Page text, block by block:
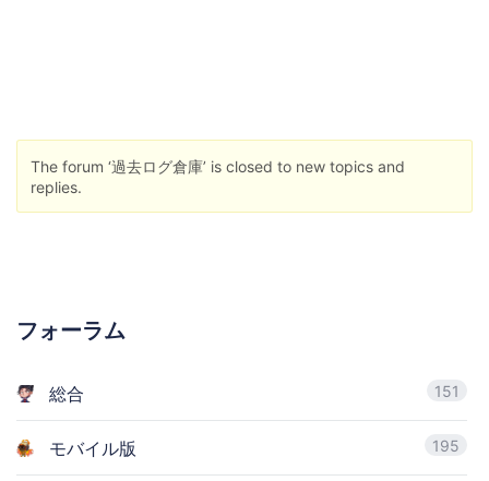
The forum ‘過去ログ倉庫’ is closed to new topics and
replies.
フォーラム
総合 151
モバイル版 195